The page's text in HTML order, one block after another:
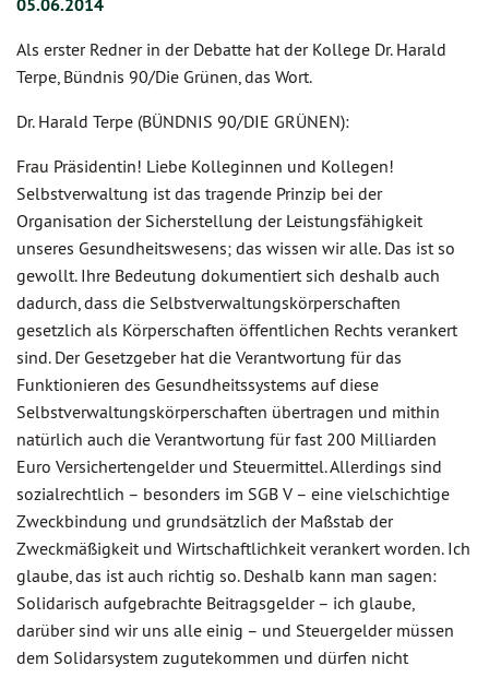
05.06.2014
Als erster Redner in der Debatte hat der Kollege Dr. Harald
Terpe, Bündnis 90/Die Grünen, das Wort.
Dr. Harald Terpe (BÜNDNIS 90/DIE GRÜNEN):
Frau Präsidentin! Liebe Kolleginnen und Kollegen!
Selbstverwaltung ist das tragende Prinzip bei der
Organisation der Sicherstellung der Leistungsfähigkeit
unseres Gesundheitswesens; das wissen wir alle. Das ist so
gewollt. Ihre Bedeutung dokumentiert sich deshalb auch
dadurch, dass die Selbstverwaltungskörperschaften
gesetzlich als Körperschaften öffentlichen Rechts verankert
sind. Der Gesetzgeber hat die Verantwortung für das
Funktionieren des Gesundheitssystems auf diese
Selbstverwaltungskörperschaften übertragen und mithin
natürlich auch die Verantwortung für fast 200 Milliarden
Euro Versichertengelder und Steuermittel. Allerdings sind
sozialrechtlich – besonders im SGB V – eine vielschichtige
Zweckbindung und grundsätzlich der Maßstab der
Zweckmäßigkeit und Wirtschaftlichkeit verankert worden. Ich
glaube, das ist auch richtig so. Deshalb kann man sagen:
Solidarisch aufgebrachte Beitragsgelder – ich glaube,
darüber sind wir uns alle einig – und Steuergelder müssen
dem Solidarsystem zugutekommen und dürfen nicht